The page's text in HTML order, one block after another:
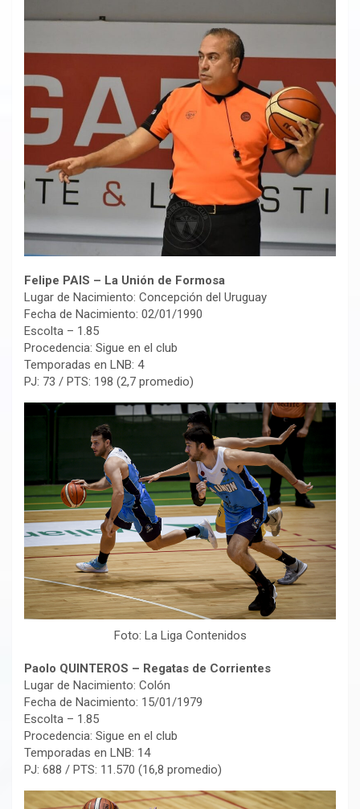
Felipe PAIS – La Unión de Formosa
Lugar de Nacimiento: Concepción del Uruguay
Fecha de Nacimiento: 02/01/1990
Escolta – 1.85
Procedencia: Sigue en el club
Temporadas en LNB: 4
PJ: 73 / PTS: 198 (2,7 promedio)
Foto: La Liga Contenidos
Paolo QUINTEROS – Regatas de Corrientes
Lugar de Nacimiento: Colón
Fecha de Nacimiento: 15/01/1979
Escolta – 1.85
Procedencia: Sigue en el club
Temporadas en LNB: 14
PJ: 688 / PTS: 11.570 (16,8 promedio)